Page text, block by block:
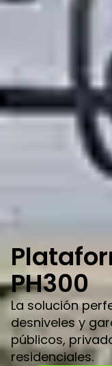
PH300
La solución
desniveles y
públicos,
residenciales.